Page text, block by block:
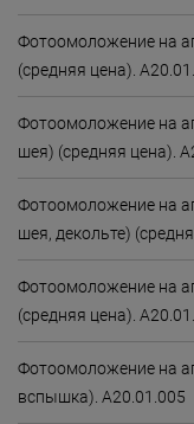
Фотоомоложение на
(средняя цена).
Фотоомоложение на
шея) (средняя цена).
Фотоомоложение на
шея, декольте)
Фотоомоложение на
(средняя цена).
Фотоомоложение на
вспышка). А20.01.005